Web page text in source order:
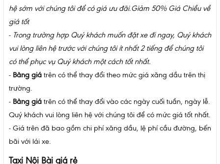
hệ sớm với chúng tôi để có giá ưu đãi.Giảm 50% Giá Chiều về
giá tốt
- Trong trường hợp Quý khách muốn đặt xe đi ngay, Quý khách
vui lòng liên hệ trước với chúng tôi ít nhất 2 tiếng để chúng tôi
có thể phục vụ Quý khách một cách tốt nhất.
- Bảng giá trên có thể thay đổi theo mức giá xăng dầu trên thị
trường.
- Bảng giá trên có thể thay đổi vào các ngày cuối tuần, ngày lễ.
Quý khách vui lòng liên hệ với chúng tôi để có mức giá tốt nhất.
- Giá trên đã bao gồm chi phí xăng dầu, lệ phí cầu đường, bến
bãi với lái xe.
Taxi Nội Bài giá rẻ